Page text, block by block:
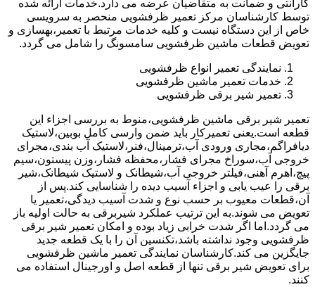
گارانتی و ضمانت به متقاضیان عرضه می دارد.خدمات ارائه شده
توسط کارشناسان مرکز تعمیر ظرفشویی منحصر به سرویسی
خاص از این دستگاه نیست و کلیه خدمات مرتبط با تعمیر،بهسازی و
تعویض قطعات ماشین ظرفشویی سامسونگ را شامل می گردد.
نمایندگی تعمیر انواع ظرفشویی
خدمات تعمیر ماشین ظرفشویی
تعمیر شیر برقی ظرفشویی
تعمیر شیر برقی ماشین ظرفشویی،منوط به بررسی اجزاء این
قطعه است.یعنی تعمیرکار باید ضمن وارسی کامل بوبین،لاستیک
دیافراگم،مجاری ورودی آب،ترمینال،فنر،لاستیک آب بندی،مجرای
خروجی آب،سوراخ مجرای فشار،محفظه فشار،وزن پیستون،سیم
پیچ،اهرم آهنی،فیلتر خروجی آب،شیطانک و لاستیک شیطانک،شیر
برقی را عیب یابی و اجزاء آسیب دیده را شناسایی کند.پس از
آن،قطعات معیوب بر حسب نوع و شدت آسیب دیدگی،تعمیر یا
تعویض می شوند.به این ترتیب عملکرد شیربرقی به حالت اولیه باز
می گردد.اما اگر شدت خرابی زیاد بوده و امکان تعمیر شیر برقی
ظرفشویی وجود نداشته باشد،تکنسین آن را با یک قطعه جدید
جایگزین می کند.کارشناسان نمایندگی تعمیر ماشین ظرفشویی
برای تعویض شیر برقی تنها از قطعه اصل و اورجینال استفاده می
کنند.